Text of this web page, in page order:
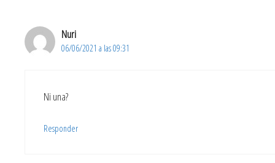
Nuri
06/06/2021 a las 09:31
Ni una?
Responder